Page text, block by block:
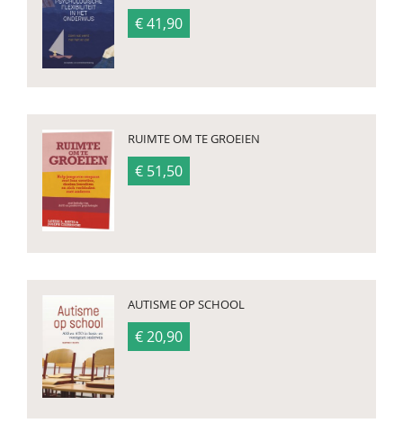
€ 41,90
RUIMTE OM TE GROEIEN
€ 51,50
AUTISME OP SCHOOL
€ 20,90